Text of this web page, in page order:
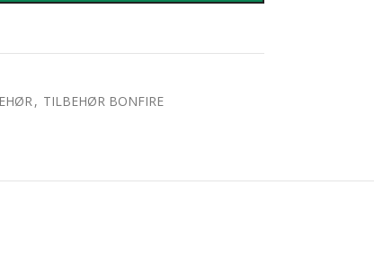
, TILBEHØR BONFIRE